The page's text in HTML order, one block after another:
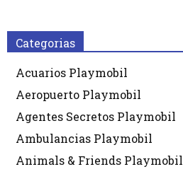
Categorias
Acuarios Playmobil
Aeropuerto Playmobil
Agentes Secretos Playmobil
Ambulancias Playmobil
Animals & Friends Playmobil